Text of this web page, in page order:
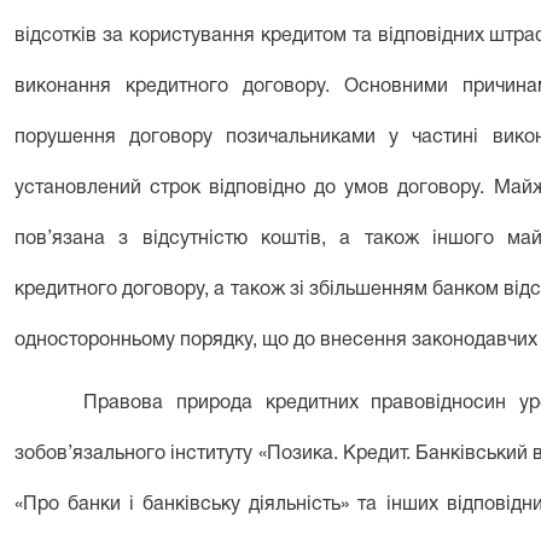
відсотків за користування кредитом та відповідних
виконання кредитного договору. Основними
порушення договору позичальниками у частині
установлений строк відповідно до умов договору.
пов’язана з відсутністю коштів, а також іншого
кредитного договору, а також зі збільшенням банком
односторонньому порядку, що до внесення
Правова природа кредитних правовідносин
зобов’язального інституту «Позика. Кредит.
«Про банки і банківську діяльність» та інших